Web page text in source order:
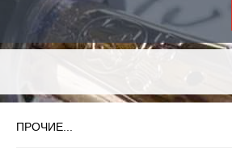
ПРОЧИЕ...